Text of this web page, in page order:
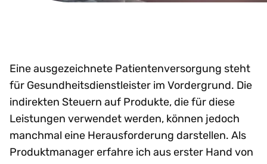
Eine ausgezeichnete Patientenversorgung steht
für Gesundheitsdienstleister im Vordergrund. Die
indirekten Steuern auf Produkte, die für diese
Leistungen verwendet werden, können jedoch
manchmal eine Herausforderung darstellen. Als
Produktmanager erfahre ich aus erster Hand von